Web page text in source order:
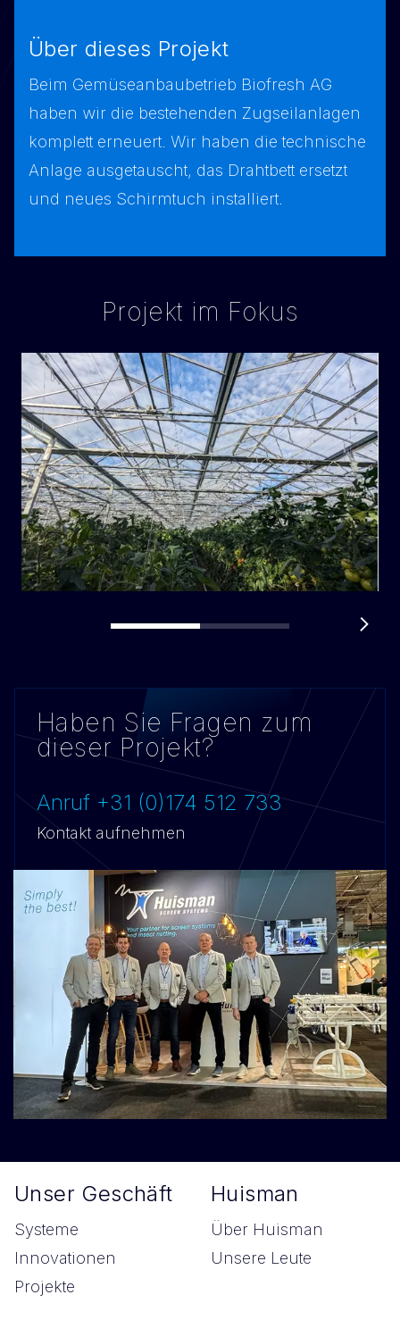
Über dieses Projekt
Beim Gemüseanbaubetrieb Biofresh AG
haben wir die bestehenden Zugseilanlagen
komplett erneuert. Wir haben die technische
Anlage ausgetauscht, das Drahtbett ersetzt
und neues Schirmtuch installiert.
Projekt im Fokus
Haben Sie Fragen zum
dieser Projekt?
Anruf +31 (0)174 512 733
Kontakt aufnehmen
Unser Geschäft
Systeme
Innovationen
Projekte
Huisman
Über Huisman
Unsere Leute